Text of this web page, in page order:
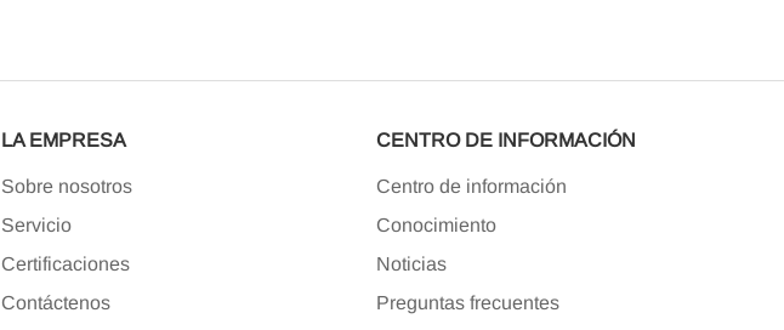
LA EMPRESA
Sobre nosotros
Servicio
Certificaciones
Contáctenos
CENTRO DE INFORMACIÓN
Centro de información
Conocimiento
Noticias
Preguntas frecuentes